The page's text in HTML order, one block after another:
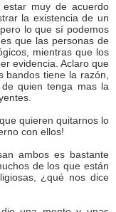
estar muy de acuerdo
la existencia de un
lo que sí podemos
que las personas de
mientras que los
evidencia. Aclaro que
tiene la razón,
quien tenga mas la
quieren quitarnos lo
con ellos!
ambos es bastante
de los que están
¿qué nos dice